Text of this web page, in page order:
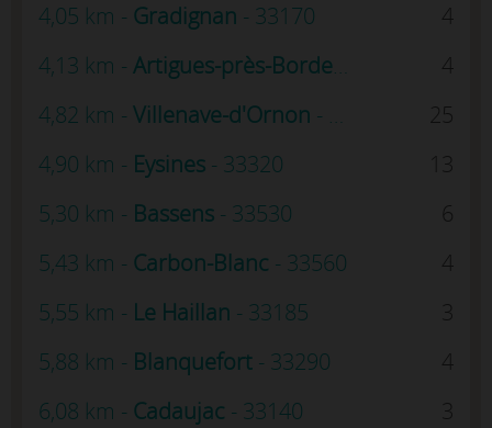
4,05 km - Gradignan - 33170
4
4,13 km - Artigues-près-Bordeaux - 333704
4,82 km - Villenave-d'Ornon - 33140
25
4,90 km - Eysines - 33320
13
5,30 km - Bassens - 33530
6
5,43 km - Carbon-Blanc - 33560
4
5,55 km - Le Haillan - 33185
3
5,88 km - Blanquefort - 33290
4
6,08 km - Cadaujac - 33140
3